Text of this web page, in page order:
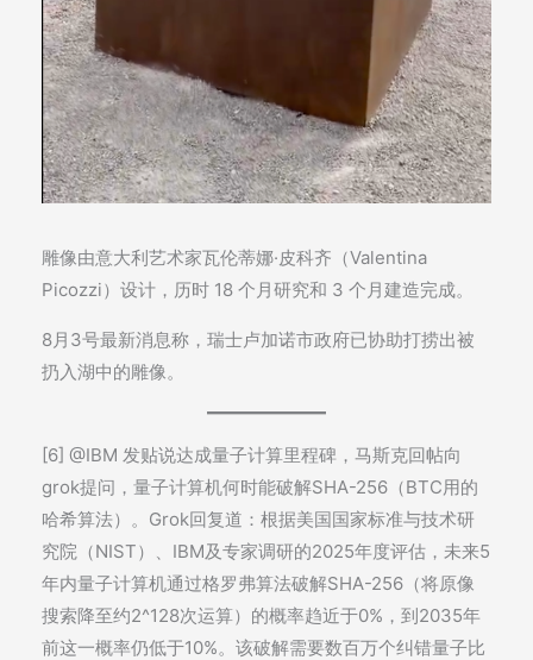
雕像由意大利艺术家瓦伦蒂娜·皮科齐（Valentina
Picozzi）设计，历时 18 个月研究和 3 个月建造完成。
8月3号最新消息称，瑞士卢加诺市政府已协助打捞出被
扔入湖中的雕像。
[6] @IBM 发贴说达成量子计算里程碑，马斯克回帖向
grok提问，量子计算机何时能破解SHA-256（BTC用的
哈希算法）。Grok回复道：根据美国国家标准与技术研
究院（NIST）、IBM及专家调研的2025年度评估，未来5
年内量子计算机通过格罗弗算法破解SHA-256（将原像
搜索降至约2^128次运算）的概率趋近于0%，到2035年
前这一概率仍低于10%。该破解需要数百万个纠错量子比